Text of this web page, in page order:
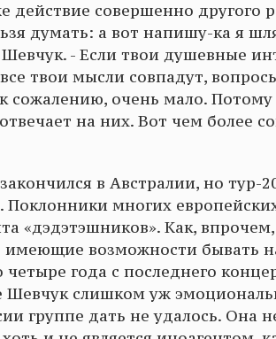
действие совершенно другого
думать: а вот напишу-ка я
- Если твои душевные
твои мысли совпадут,
сожалению, очень мало. Потому
на них. Вот чем более
в Австралии, но тур-
многих
«дэдэтэшников». Как,
имеющие возможности бывать
года с последнего
Шевчук слишком уж
группе дать не удалось. Она